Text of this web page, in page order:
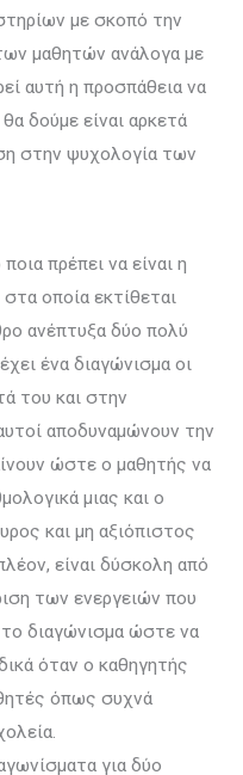
με σκοπό την
μαθητών ανάλογα με
αυτή η προσπάθεια να
δούμε είναι αρκετά
στην ψυχολογία των
πρέπει να είναι η
οποία εκτίθεται
ανέπτυξα δύο πολύ
ένα διαγώνισμα οι
του και στην
αποδυναμώνουν την
ώστε ο μαθητής να
μιας και ο
και μη αξιόπιστος
είναι δύσκολη από
των ενεργειών που
διαγώνισμα ώστε να
όταν ο καθηγητής
όπως συχνά
για δύο